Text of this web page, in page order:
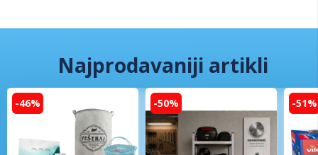
Najprodavaniji artikli
-46% -50% -51%